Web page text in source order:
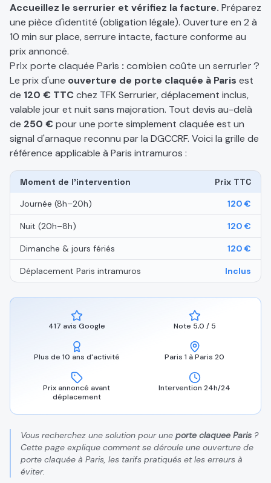
Accueillez le serrurier et vérifiez la facture. Préparez
une pièce d'identité (obligation légale). Ouverture en 2 à
10 min sur place, serrure intacte, facture conforme au
prix annoncé.
Prix porte claquée Paris : combien coûte un serrurier ?
Le prix d'une ouverture de porte claquée à Paris est
de 120 € TTCchez TFK Serrurier, déplacement inclus,
valable jour et nuit sans majoration. Tout devis au-delà
de 250 € pour une porte simplement claquée est un
signal d'arnaque reconnu par la DGCCRF. Voici la grille de
référence applicable à Paris intramuros :
Moment de l'intervention
Prix TTC
Journée (8h–20h)
120 €
Nuit (20h–8h) 120 €
Dimanche & jours fériés 120 €
Déplacement Paris intramuros Inclus
417 avis Google Note 5,0 / 5
Plus de 10 ans d'activité Paris 1 à Paris 20
Prix annoncé avant
déplacement
Intervention 24h/24
Vous recherchez une solution pour une porte claquee Paris ?
Cette page explique comment se déroule une ouverture de
porte claquée à Paris, les tarifs pratiqués et les erreurs à
éviter.